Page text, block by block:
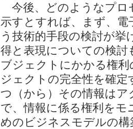
今後、どのようなプロ
示すとすれば、まず、
う技術的手段の検討が
得と表現についての検
ブジェクトにかかる権
ジェクトの完全性を確
つ（から）その情報は
で、情報に係る権利を
めのビジネスモデルの